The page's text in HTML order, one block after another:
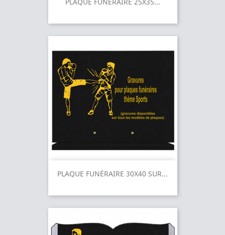
PLAQUE FUNÉRAIRE 30X40 SUR...